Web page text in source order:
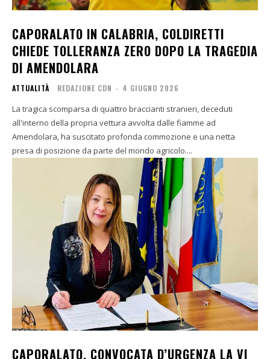
CAPORALATO IN CALABRIA, COLDIRETTI
CHIEDE TOLLERANZA ZERO DOPO LA TRAGEDIA
DI AMENDOLARA
ATTUALITÀ REDAZIONE CDN - 4 GIUGNO 2026
La tragica scomparsa di quattro braccianti stranieri, deceduti
all'interno della propria vettura avvolta dalle fiamme ad
Amendolara, ha suscitato profonda commozione e una netta
presa di posizione da parte del mondo agricolo....
CAPORALATO, CONVOCATA D’URGENZA LA VI